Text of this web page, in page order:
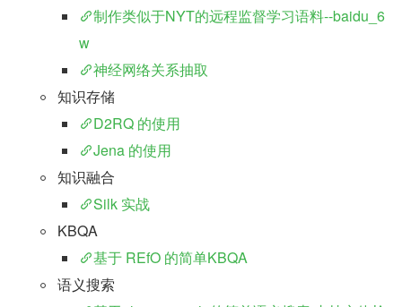
制作类似于NYT的远程监督学习语料--baidu_6
w
神经网络关系抽取
知识存储
D2RQ 的使用
Jena 的使用
知识融合
Silk 实战
KBQA
基于 REfO 的简单KBQA
语义搜索